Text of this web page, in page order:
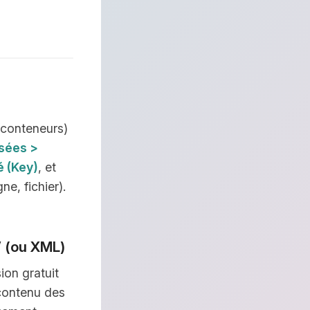
>
(Key), et
fichier).
XML)
gratuit
des